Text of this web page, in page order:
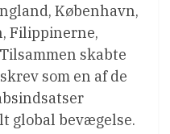
København,
Filippinerne,
skabte
som en af de
global bevægelse.